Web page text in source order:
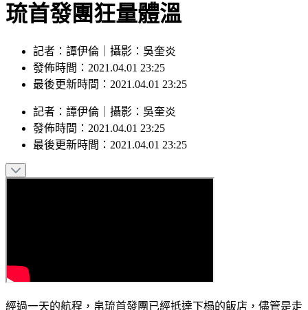
琉首發團狂量體溫
記者：譚伊倫｜攝影：吳奎炎
發佈時間：2021.04.01 23:25
最後更新時間：2021.04.01 23:25
記者 ： 譚伊倫 攝影 ： 吳奎炎
發佈時間： 2021.04.01 23:25
最後更新時間： 2021.04.01 23:25
經過一天的航程，帛琉首發團已經抵達下榻的飯店，儘管是走